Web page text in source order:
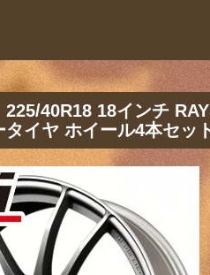
225/40R18 18インチ
イヤ ホイール4本セッ